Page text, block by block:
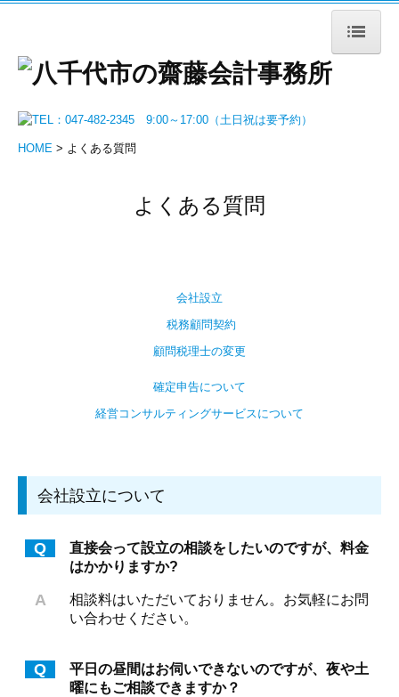
HOME
事務所紹介
所長紹介
税務顧問（個人）
経営コンサルティング
よくある質問
ご依頼の流れ
採用情報
HOME > よくある質問
よくある質問
会社設立
税務顧問契約
顧問税理士の変更
確定申告について
経営コンサルティングサービスについて
会社設立について
Q
直接会って設立の相談をしたいのですが、料金
はかかりますか?
A
相談料はいただいておりません。お気軽にお問
い合わせください。
Q
平日の昼間はお伺いできないのですが、夜や土
曜にもご相談できますか？